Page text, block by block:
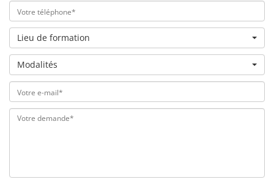
Lieu de formation
Modalités